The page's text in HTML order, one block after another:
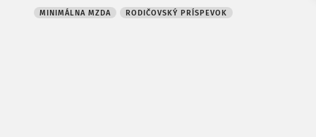
MINIMÁLNA MZDA RODIČOVSKÝ PRÍSPEVOK